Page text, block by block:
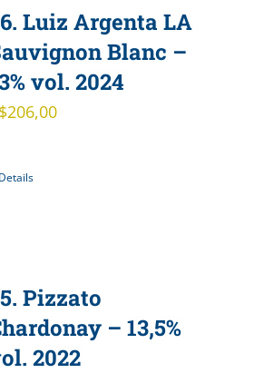
Luiz Argenta LA
Blanc –
vol. 2024
206,00
Details
Pizzato
– 13,5%
2022